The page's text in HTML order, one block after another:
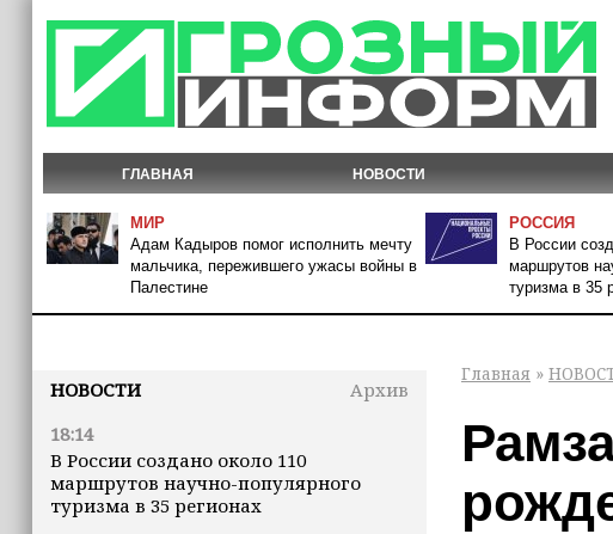
ГЛАВНАЯ НОВОСТИ
МИР
Адам Кадыров помог исполнить мечту
мальчика, пережившего ужасы войны в
Палестине
РОССИЯ
В России
маршрутов
туризма в 35
НОВОСТИ
Архив
18:14
В России создано около 110
маршрутов научно-популярного
туризма в 35 регионах
Главная »